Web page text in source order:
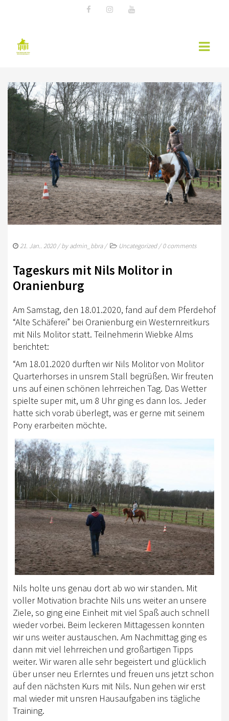
AKTUELLES
EWU NEWS
TERMINE
KURSÜBERSICHT 2026 – EWU BERLIN-
BRANDENBURG
WESTERNREITER ONLINE
WESTERNREITEN
KADER
JUGENDKADER
ERWACHSENENKADER
JUNGPFERDEPROGRAMM
BERLIN/BRANDENBURG TROPHY
TURNIERFACHLEUTE
FREIZEIT
TRAINERVERZEICHNIS
LEHRVIDEOS
EWU BERLIN-BRANDENBURG
VORSTAND B/BB
JUGEND
KIDS CLUB
AUSSCHREIBUNGEN
MITGLIED WERDEN
KONTAKT
IMPRESSUM
DATENSCHUTZ
SATZUNG/RECHTSORDNUNG
SPONSOR WERDEN
AUS- UND FORTBILDUNG
WESTERN-REITABZEICHEN
21. Jan.. 2020/ byadmin_bbra/ Uncategorized/0 comments
Tageskurs mit Nils Molitor in
Oranienburg
Am Samstag, den 18.01.2020, fand auf dem Pferdehof
“Alte Schäferei” bei Oranienburg ein Westernreitkurs
mit Nils Molitor statt. Teilnehmerin Wiebke Alms
berichtet:
“Am 18.01.2020 durften wir Nils Molitor von Molitor
Quarterhorses in unsrem Stall begrüßen. Wir freuten
uns auf einen schönen lehrreichen Tag. Das Wetter
spielte super mit, um 8 Uhr ging es dann los. Jeder
hatte sich vorab überlegt, was er gerne mit seinem
Pony erarbeiten möchte.
Nils holte uns genau dort ab wo wir standen. Mit
voller Motivation brachte Nils uns weiter an unsere
Ziele, so ging eine Einheit mitviel Spaß auch schnell
wieder vorbei. Beim leckeren Mittagessen konnten
wir uns weiter austauschen. Am Nachmittag ging es
dann mit viel lehrreichen und großartigen Tipps
weiter. Wir waren alle sehr begeistert und glücklich
über unser neu Erlerntes und freuen uns jetzt schon
auf den nächsten Kurs mit Nils. Nun gehen wir erst
mal wieder mit unsren Hausaufgaben ins tägliche
Training.